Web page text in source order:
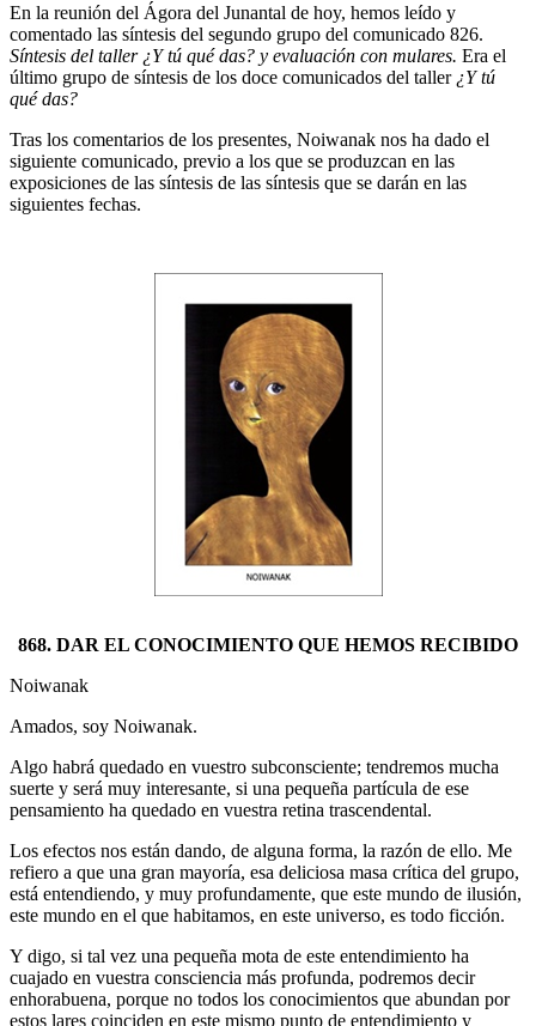
En la reunión del Ágora del Junantal de hoy, hemos leído y
comentado las síntesis del segundo grupo del comunicado 826.
Síntesis del taller ¿Y tú qué das? y evaluación con mulares. Era el
último grupo de síntesis de los doce comunicados del taller ¿Y tú
qué das?
Tras los comentarios de los presentes, Noiwanak nos ha dado el
siguiente comunicado, previo a los que se produzcan en las
exposiciones de las síntesis de las síntesis que se darán en las
siguientes fechas.
868. DAR EL CONOCIMIENTO QUE HEMOS RECIBIDO
Noiwanak
Amados, soy Noiwanak.
Algo habrá quedado en vuestro subconsciente; tendremos mucha
suerte y será muy interesante, si una pequeña partícula de ese
pensamiento ha quedado en vuestra retina trascendental.
Los efectos nos están dando, de alguna forma, la razón de ello. Me
refiero a que una gran mayoría, esa deliciosa masa crítica del grupo,
está entendiendo, y muy profundamente, que este mundo de ilusión,
este mundo en el que habitamos, en este universo, es todo ficción.
Y digo, si tal vez una pequeña mota de este entendimiento ha
cuajado en vuestra consciencia más profunda, podremos decir
enhorabuena, porque no todos los conocimientos que abundan por
estos lares coinciden en este mismo punto de entendimiento y